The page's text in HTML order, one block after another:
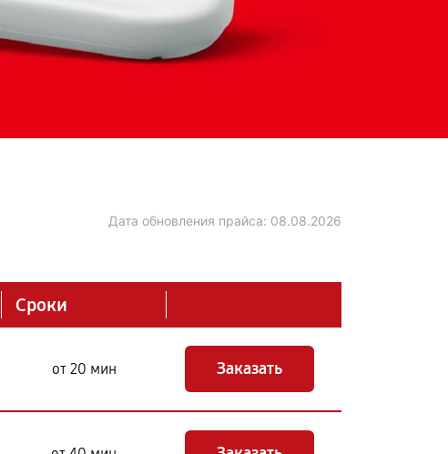
Дата обновления прайса: 08.08.2026
Сроки
от 20 мин Заказать